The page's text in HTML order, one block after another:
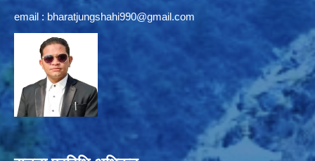
email : bharatjungshahi990@gmail.com